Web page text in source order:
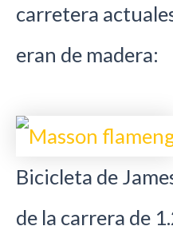
carretera
eran de madera:
Bicicleta de
de la carrera de